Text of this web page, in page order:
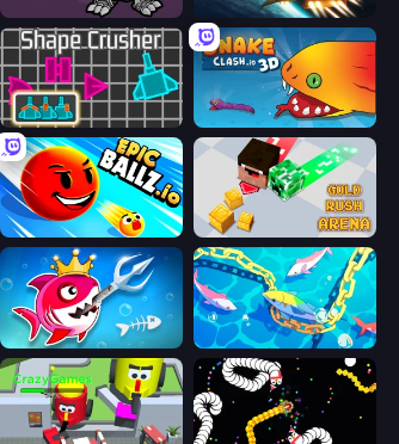
Iron Crusher Netquel
Shape Crusher Snake Clash.io
EpicBallz.io Gold Rush Arena
Fish Stab Getting Big Deep Sea Duel